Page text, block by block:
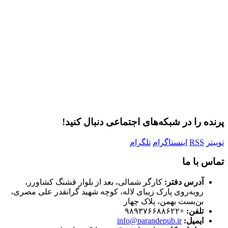
پرنده را در شبکه‌های اجتماعی دنبال کنید!
توییتر RSS اینستاگرام تلگرام
تماس با ما
آدرس دفتر: کارگر شمالی، بعد از بلوار قشنگ کشاورز،
روبه‌روی پارک زیبای لاله، کوچه شهید گرانقدر علی مصری،
بن‌بست بهمن، پلاک چهار
تلفن: +۹۸۹۳۷۶۶۸۸۶۲۲
ایمیل: info@parandepub.ir